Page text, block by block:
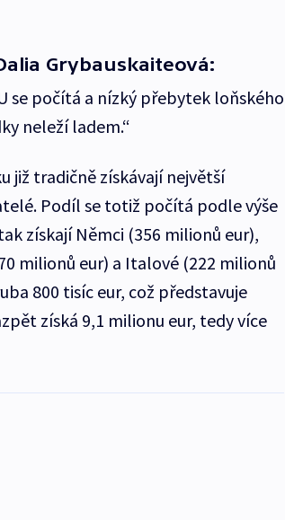
Grybauskaiteová:
se počítá a nízký přebytek loňského
neleží ladem.“
již tradičně získávají největší
Podíl se totiž počítá podle výše
získají Němci (356 milionů eur),
milionů eur) a Italové (222 milionů
800 tisíc eur, což představuje
získá 9,1 milionu eur, tedy více